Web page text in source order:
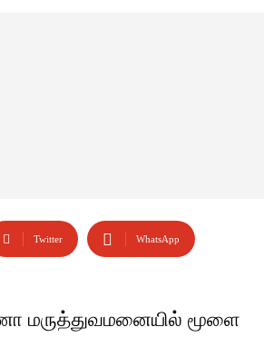
Twitter WhatsApp
மருத்துவமனையில் மூளை